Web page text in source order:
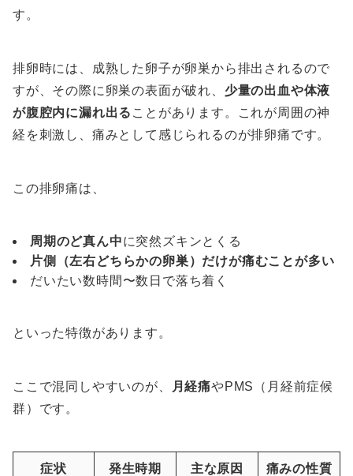
す。
排卵時には、成熟した卵子が卵巣から排出されるので
すが、その際に卵巣の表面が破れ、 少量の出血や体液
が腹腔内に漏れ出る ことがあります。これが周囲の神
経を刺激し、痛みとして感じられるのが排卵痛です。
この排卵痛は、
周期のど真ん中に突然ズキンとくる
片側（左右どちらかの卵巣）だけが痛むことが多い
だいたい数時間〜数日で落ち着く
といった特徴があります。
ここで混同しやすいのが、 月経痛やPMS（月経前症候
群）です。
症状 発生時期 主な原因 痛みの性質